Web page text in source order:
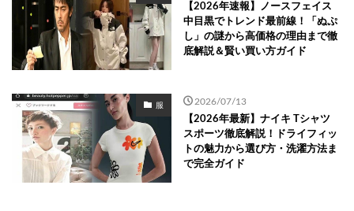
【2026年速報】ノースフェイス
中目黒でトレンド最前線！「ぬぷ
し」の謎から高価格の理由まで徹
底解説＆賢い買い方ガイド
服 2026/07/13
【2026年最新】ナイキ Tシャツ
スポーツ徹底解説！ドライフィッ
トの魅力から選び方・洗濯方法ま
で完全ガイド